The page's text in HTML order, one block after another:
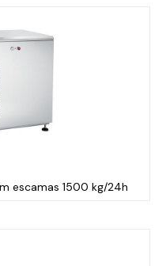
escamas 1500 kg/24h